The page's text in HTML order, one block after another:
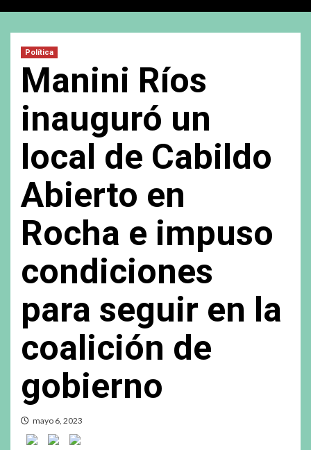
Política
Manini Ríos
inauguró un
local de Cabildo
Abierto en
Rocha e impuso
condiciones
para seguir en la
coalición de
gobierno
mayo 6, 2023